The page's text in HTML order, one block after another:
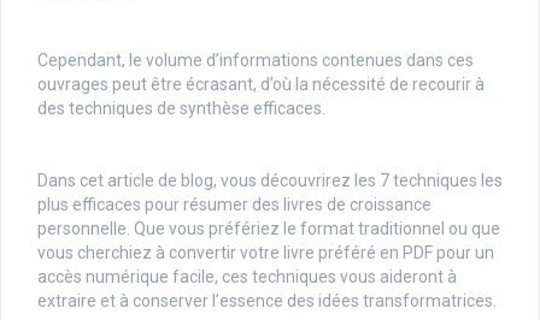
Cependant, le volume d’informations contenues dans ces
ouvrages peut être écrasant, d’où la nécessité de recourir à
des techniques de synthèse efficaces.
Dans cet article de blog, vous découvrirez les 7 techniques les
plus efficaces pour résumer des livres de croissance
personnelle. Que vous préfériez le format traditionnel ou que
vous cherchiez à convertir votre livre préféré en PDF pour un
accès numérique facile, ces techniques vous aideront à
extraire et à conserver l’essence des idées transformatrices.